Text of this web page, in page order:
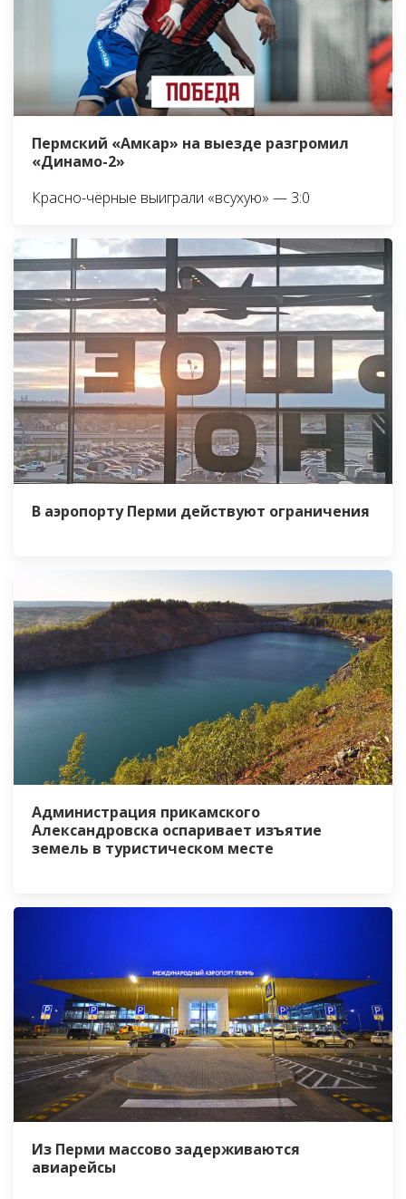
Пермский «Амкар» на выезде разгромил
«Динамо-2»
Красно-чёрные выиграли «всухую» — 3:0
В аэропорту Перми действуют ограничения
Администрация прикамского
Александровска оспаривает изъятие
земель в туристическом месте
Из Перми массово задерживаются
авиарейсы